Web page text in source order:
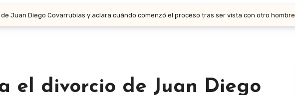
Juan Diego Covarrubias y aclara cuándo comenzó el proceso tras ser vista con otro hombre
el divorcio de Juan Diego